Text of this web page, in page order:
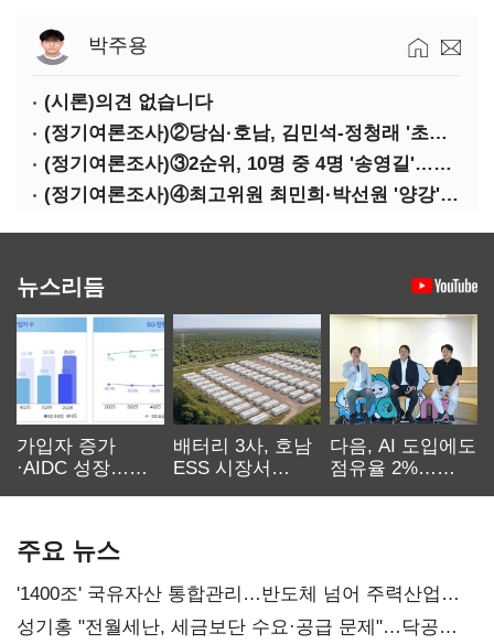
박주용
(시론)의견 없습니다
(정기여론조사)②당심·호남, 김민석-정청래 '초접전'
(정기여론조사)③2순위, 10명 중 4명 '송영길'…정청래 '한 자릿수'
(정기여론조사)④최고위원 최민희·박선원 '양강'…서미화·이성윤·임미애 뒤이어
뉴스리듬
가입자 증가
·AIDC 성장…
배터리 3사, 호남
ESS 시장서
다음, AI 도입에도
점유율 2%…
주요 뉴스
'1400조' 국유자산 통합관리…반도체 넘어 주력산업
구조혁신
성기홍 "전월세난, 세금보단 수요·공급 문제"…닥공